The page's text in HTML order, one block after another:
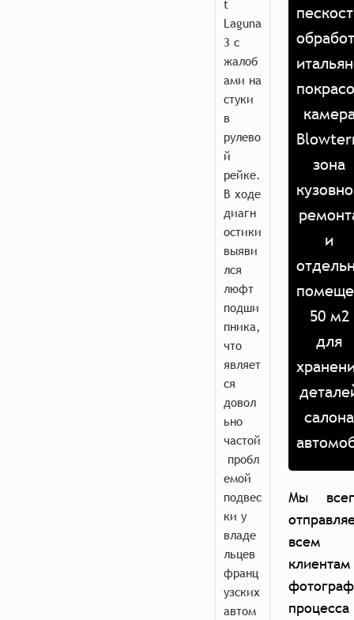
t
Laguna
3 с
жалоб
ами на
стуки
в
рулево
й
рейке.
В ходе
диагн
остики
выяви
лся
люфт
подши
пника,
что
являет
ся
довол
ьно
частой
пробл
емой
подвес
ки у
владе
льцев
франц
узских
автом
зона
и
50 м2
для
салона
Мы
всем
клиентам
процесса